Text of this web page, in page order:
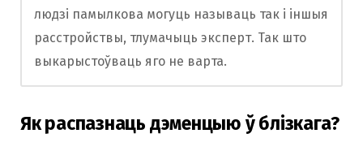
людзі памылкова могуць называць так і іншыя
расстройствы, тлумачыць эксперт. Так што
выкарыстоўваць яго не варта.
Як распазнаць дэменцыю ў блізкага?